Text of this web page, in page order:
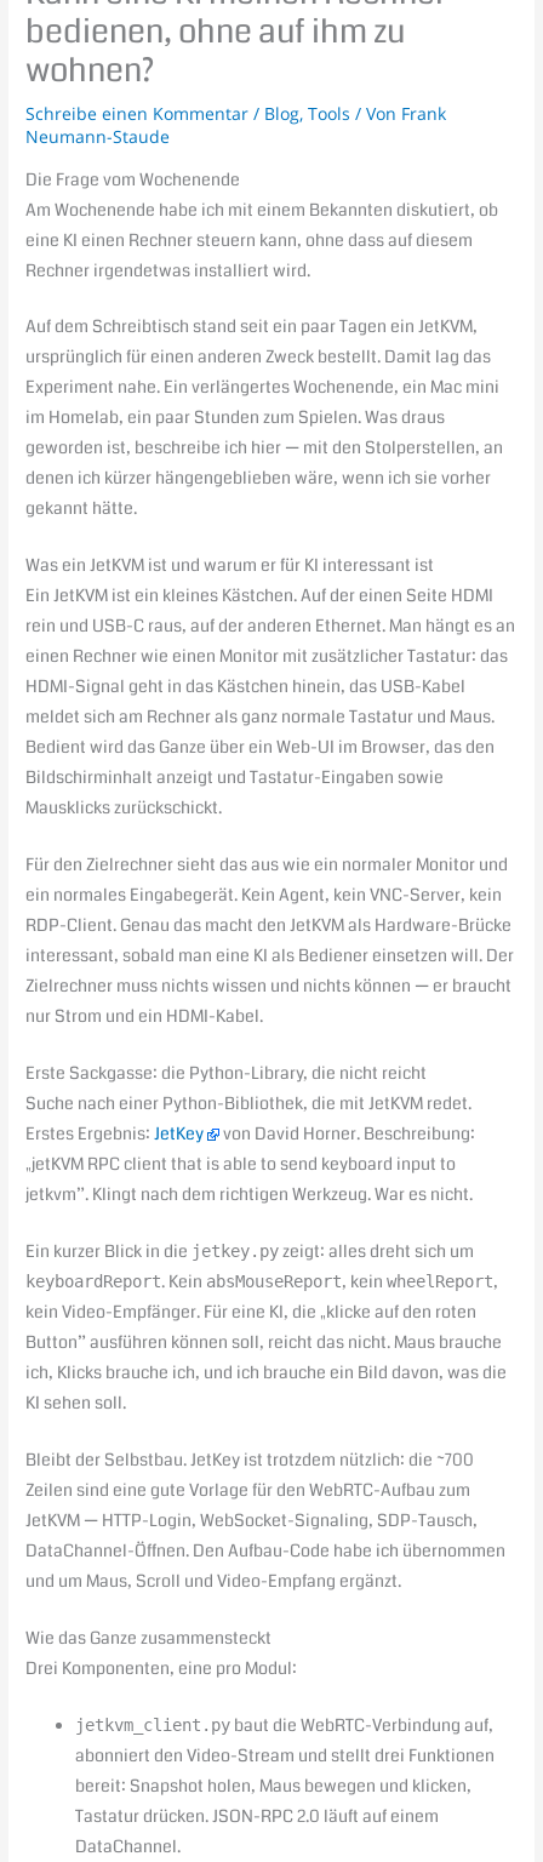
bedienen, ohne auf ihm zu
wohnen?
Schreibe einen Kommentar / Blog,Tools / Von Frank
Neumann-Staude
Die Frage vom Wochenende
Am Wochenende habe ich mit einem Bekannten diskutiert, ob
eine KI einen Rechner steuern kann, ohne dass auf diesem
Rechner irgendetwas installiert wird.
Auf dem Schreibtisch stand seit ein paar Tagen ein JetKVM,
ursprünglich für einen anderen Zweck bestellt. Damit lag das
Experiment nahe. Ein verlängertes Wochenende, ein Mac mini
im Homelab, ein paar Stunden zum Spielen. Was draus
geworden ist, beschreibe ich hier — mit den Stolperstellen, an
denen ich kürzer hängengeblieben wäre, wenn ich sie vorher
gekannt hätte.
Was ein JetKVM ist und warum er für KI interessant ist
Ein JetKVM ist ein kleines Kästchen. Auf der einen Seite HDMI
rein und USB-C raus, auf der anderen Ethernet. Man hängt es an
einen Rechner wie einen Monitor mit zusätzlicher Tastatur: das
HDMI-Signal geht in das Kästchen hinein, das USB-Kabel
meldet sich am Rechner als ganz normale Tastatur und Maus.
Bedient wird das Ganze über ein Web-UI im Browser, das den
Bildschirminhalt anzeigt und Tastatur-Eingaben sowie
Mausklicks zurückschickt.
Für den Zielrechner sieht das aus wie ein normaler Monitor und
ein normales Eingabegerät. Kein Agent, kein VNC-Server, kein
RDP-Client. Genau das macht den JetKVM als Hardware-Brücke
interessant, sobald man eine KI als Bediener einsetzen will. Der
Zielrechner muss nichts wissen und nichts können — er braucht
nur Strom und ein HDMI-Kabel.
Erste Sackgasse: die Python-Library, die nicht reicht
Suche nach einer Python-Bibliothek, die mit JetKVM redet.
Erstes Ergebnis:JetKey
von David Horner. Beschreibung:
„jetKVM RPC client that is able to send keyboard input to
jetkvm”. Klingt nach dem richtigen Werkzeug. War es nicht.
Ein kurzer Blick in die jetkey.pyzeigt: alles dreht sich um
keyboardReport. Kein absMouseReport, keinwheelReport,
kein Video-Empfänger. Für eine KI, die „klicke auf den roten
Button” ausführen können soll, reicht das nicht. Maus brauche
ich, Klicks brauche ich, und ich brauche ein Bild davon, was die
KI sehen soll.
Bleibt der Selbstbau. JetKey ist trotzdem nützlich: die ~700
Zeilen sind eine gute Vorlage für den WebRTC-Aufbau zum
JetKVM — HTTP-Login, WebSocket-Signaling, SDP-Tausch,
DataChannel-Öffnen. Den Aufbau-Code habe ich übernommen
und um Maus, Scroll und Video-Empfang ergänzt.
Wie das Ganze zusammensteckt
Drei Komponenten, eine pro Modul:
jetkvm_client.py baut die WebRTC-Verbindung auf,
abonniert den Video-Stream und stellt drei Funktionen
bereit: Snapshot holen, Maus bewegen und klicken,
Tastatur drücken. JSON-RPC 2.0 läuft auf einem
DataChannel.